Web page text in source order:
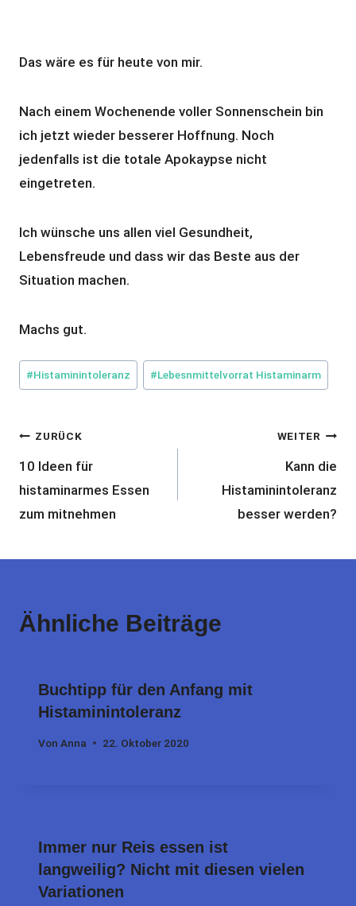
Das wäre es für heute von mir.
Nach einem Wochenende voller Sonnenschein bin
ich jetzt wieder besserer Hoffnung. Noch
jedenfalls ist die totale Apokaypse nicht
eingetreten.
Ich wünsche uns allen viel Gesundheit,
Lebensfreude und dass wir das Beste aus der
Situation machen.
Machs gut.
Schlagworte:
#Histaminintoleranz #Lebesnmittelvorrat Histaminarm
Beitragsnavigation
ZURÜCK
10 Ideen für
histaminarmes Essen
zum mitnehmen
WEITER
Kann die
Histaminintoleranz
besser werden?
Ähnliche Beiträge
Buchtipp für den Anfang mit
Histaminintoleranz
Von Anna 22. Oktober 2020
Immer nur Reis essen ist
langweilig? Nicht mit diesen vielen
Variationen